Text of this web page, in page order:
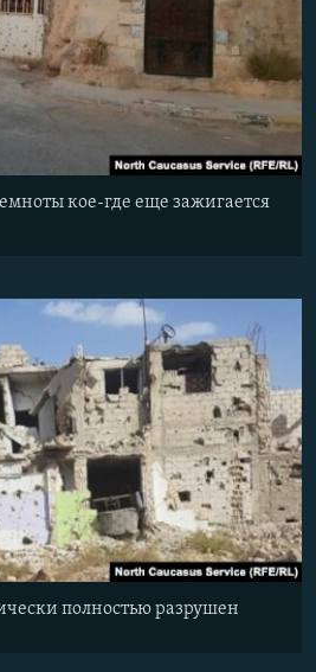
кое-где еще зажигается
полностью разрушен